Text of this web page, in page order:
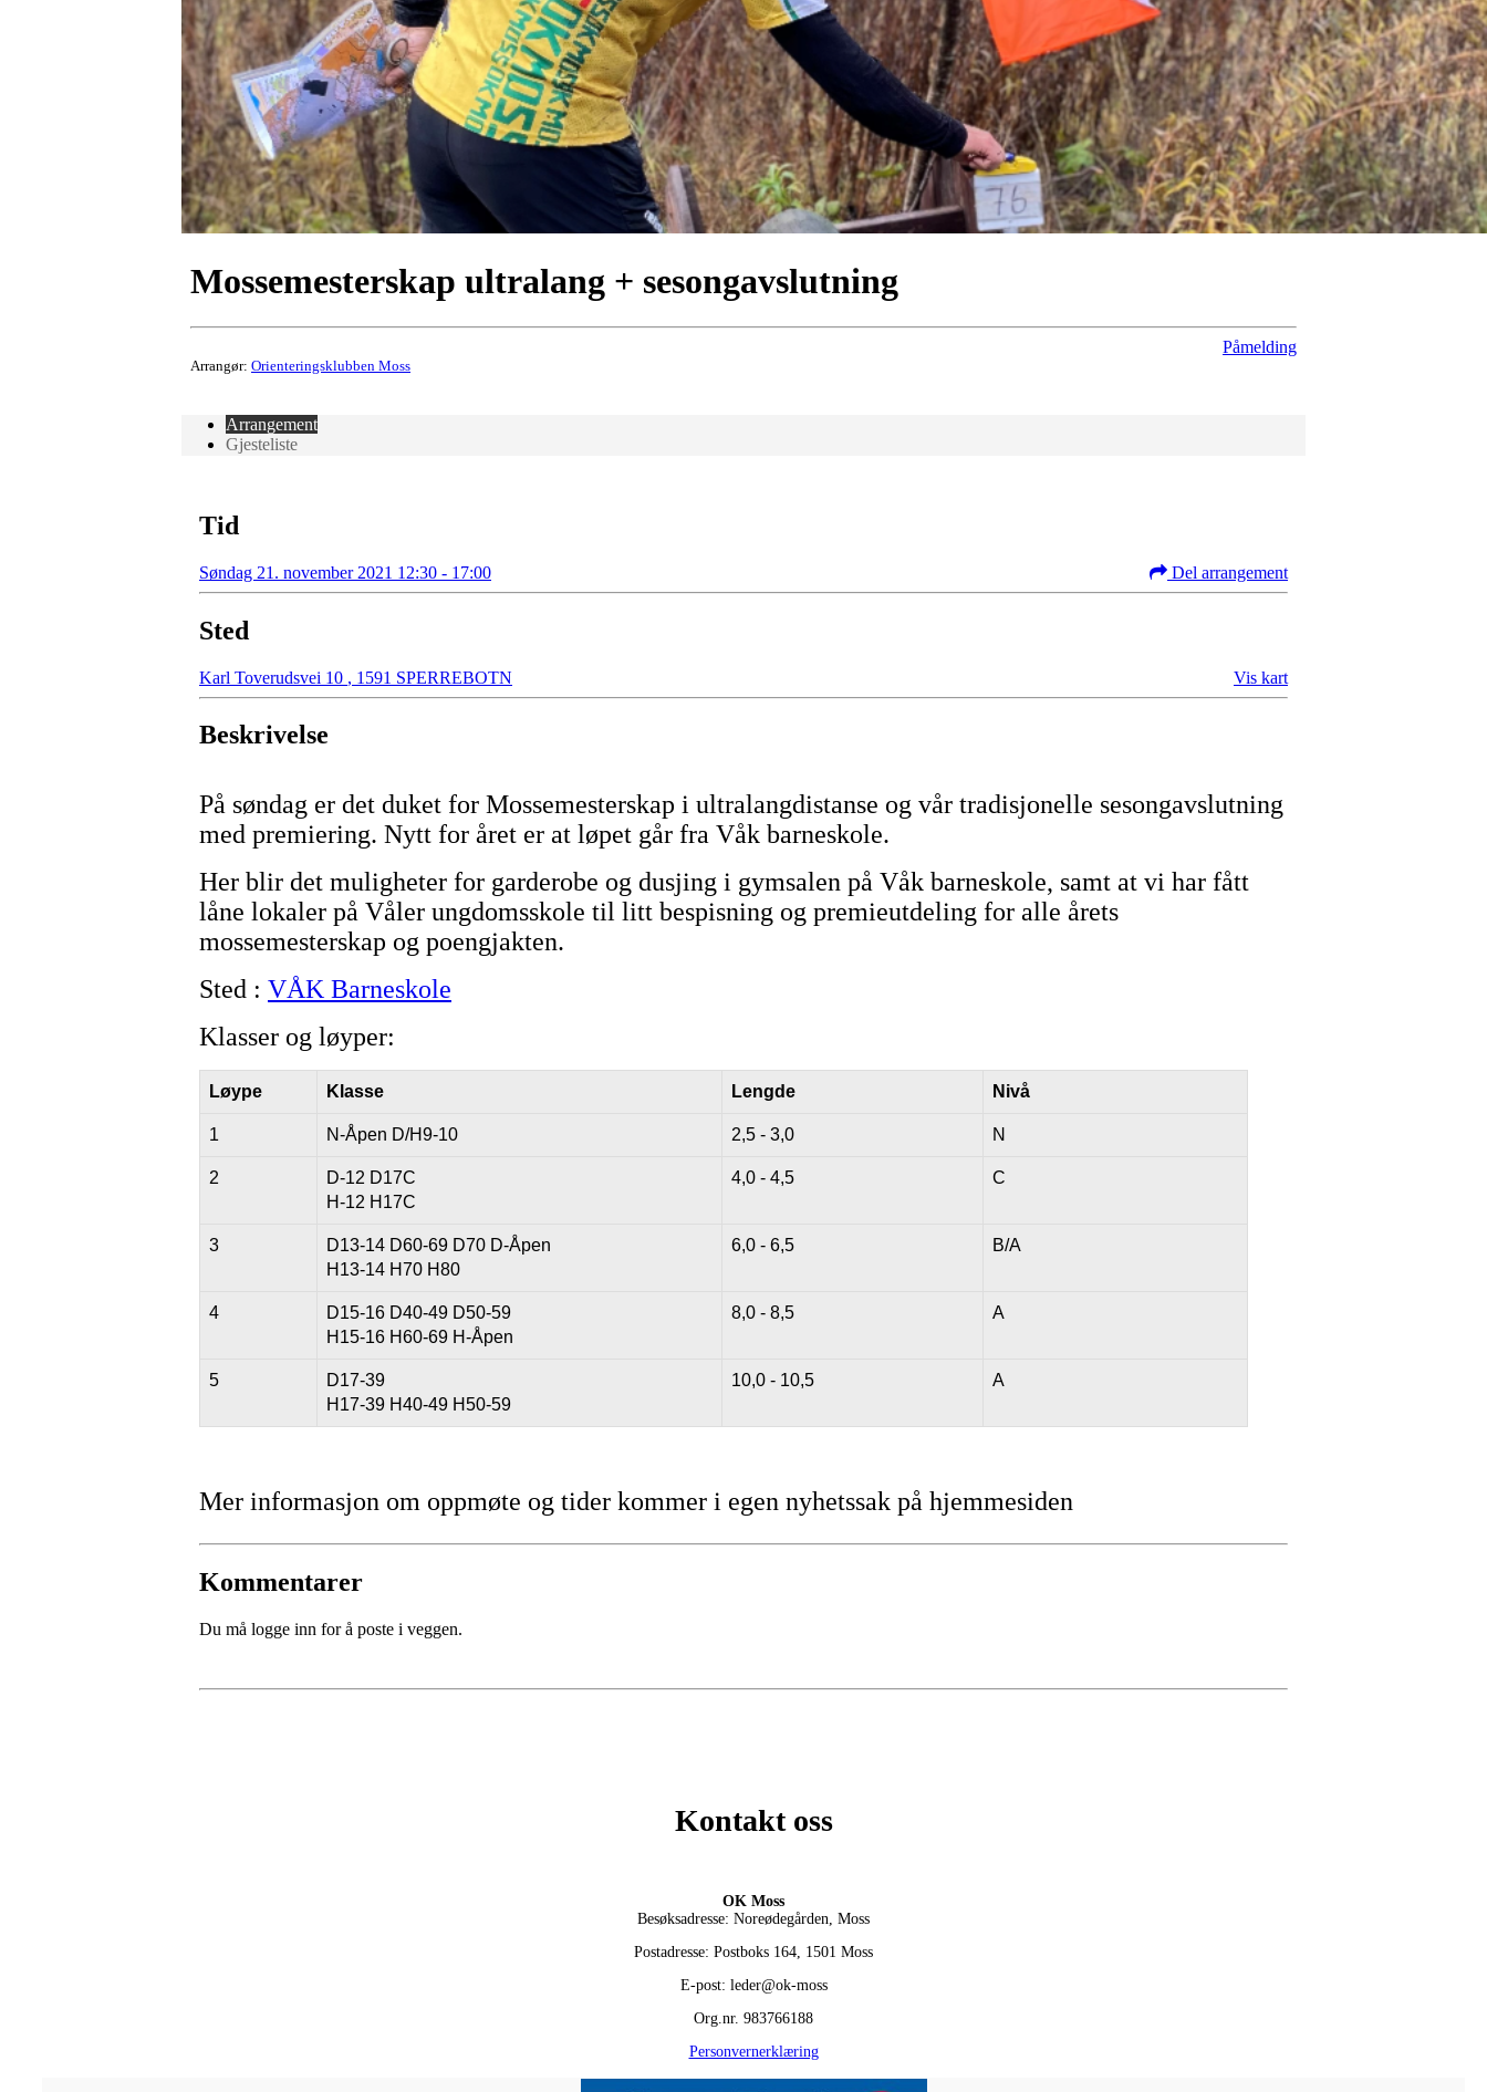
Mossemesterskap ultralang + sesongavslutning
Arrangør: Orienteringsklubben Moss
Påmelding
Arrangement
Gjesteliste
Tid
Søndag 21. november 2021 12:30 - 17:00 Del arrangement
Sted
Karl Toverudsvei 10 , 1591 SPERREBOTN Vis kart
Beskrivelse
På søndag er det duket for Mossemesterskap i ultralangdistanse og vår tradisjonelle sesongavslutning
med premiering. Nytt for året er at løpet går fra Våk barneskole.
Her blir det muligheter for garderobe og dusjing i gymsalen på Våk barneskole, samt at vi har fått
låne lokaler på Våler ungdomsskole til litt bespisning og premieutdeling for alle årets
mossemesterskap og poengjakten.
Sted : VÅK Barneskole
Klasser og løyper:
Løype Klasse Lengde Nivå
1 N-Åpen D/H9-10 2,5 - 3,0 N
2
D-12 D17C
H-12 H17C
4,0 - 4,5 C
3
D13-14 D60-69 D70 D-Åpen
H13-14 H70 H80
6,0 - 6,5 B/A
4
D15-16 D40-49 D50-59
H15-16 H60-69 H-Åpen
8,0 - 8,5 A
5
D17-39
H17-39 H40-49 H50-59
10,0 - 10,5 A
Mer informasjon om oppmøte og tider kommer i egen nyhetssak på hjemmesiden
Kommentarer
Du må logge inn for å poste i veggen.
Kontakt oss
OK Moss
Besøksadresse: Noreødegården, Moss
Postadresse: Postboks 164, 1501 Moss
E-post: leder@ok-moss
Org.nr. 983766188
Personvernerklæring